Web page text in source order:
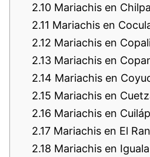
2.10 Mariachis en
2.11 Mariachis en
2.12 Mariachis en
2.13 Mariachis en
2.14 Mariachis en
2.15 Mariachis en
2.16 Mariachis en
2.17 Mariachis en El
2.18 Mariachis en